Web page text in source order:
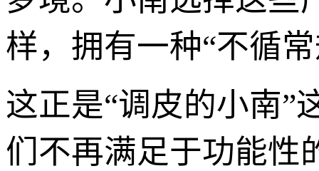
样，拥有一种“不循
这正是“调皮的小南”
们不再满足于功能性